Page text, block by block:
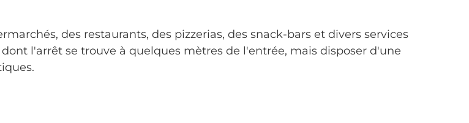
des restaurants, des pizzerias, des snack-bars et divers services
l'arrêt se trouve à quelques mètres de l'entrée, mais disposer d'une